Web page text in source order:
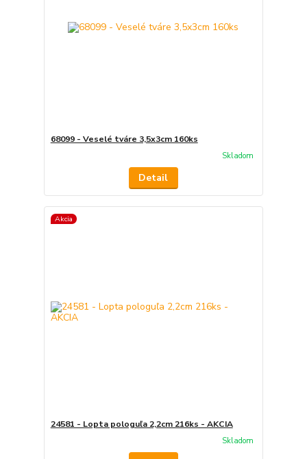
68099 - Veselé tváre 3,5x3cm 160ks
Skladom
Detail
Akcia
24581 - Lopta pologuľa 2,2cm 216ks - AKCIA
Skladom